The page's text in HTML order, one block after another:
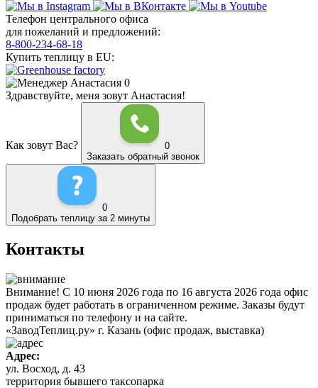
Телефон центрального офиса
для пожеланий и предложений:
8-800-234-68-18
Купить теплицу в EU:
0
Здравствуйте, меня зовут Анастасия!
Как зовут Вас?
0
Заказать обратный звонок
0
Подобрать теплицу за 2 минуты
Контакты
Внимание! С 10 июня 2026 года по 16 августа 2026 года офис
продаж будет работать в ограниченном режиме. Заказы будут
приниматься по телефону и на сайте.
«ЗаводТеплиц.ру» г. Казань (офис продаж, выставка)
Адрес:
ул. Восход, д. 43
территория бывшего таксопарка